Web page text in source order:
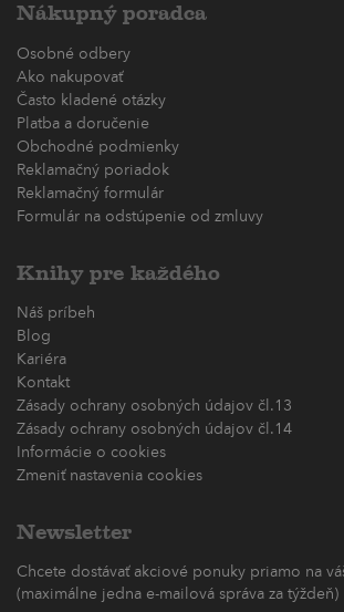
Nákupný poradca
Osobné odbery
Ako nakupovať
Často kladené otázky
Platba a doručenie
Obchodné podmienky
Reklamačný poriadok
Reklamačný formulár
Formulár na odstúpenie od zmluvy
Knihy pre každého
Náš príbeh
Blog
Kariéra
Kontakt
Zásady ochrany osobných údajov čl.13
Zásady ochrany osobných údajov čl.14
Informácie o cookies
Zmeniť nastavenia cookies
Newsletter
Chcete dostávať akciové ponuky priamo na
(maximálne jedna e-mailová správa za týždeň)